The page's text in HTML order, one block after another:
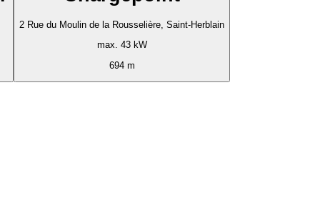
2 Rue du Moulin de la Rousselière, Saint-Herblain
max. 43 kW
694 m